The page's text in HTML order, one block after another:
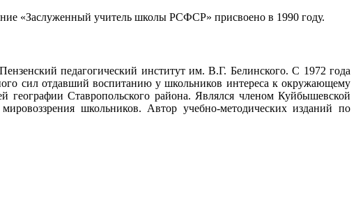
«Заслуженный учитель школы РСФСР» присвоено в 1990 году.
педагогический институт им. В.Г. Белинского. С 1972 года
сил отдавший воспитанию у школьников интереса к окружающему
Ставропольского района. Являлся членом Куйбышевской
школьников. Автор учебно-методических изданий по